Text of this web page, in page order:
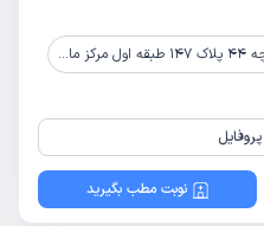
نوبت مطب بگیرید